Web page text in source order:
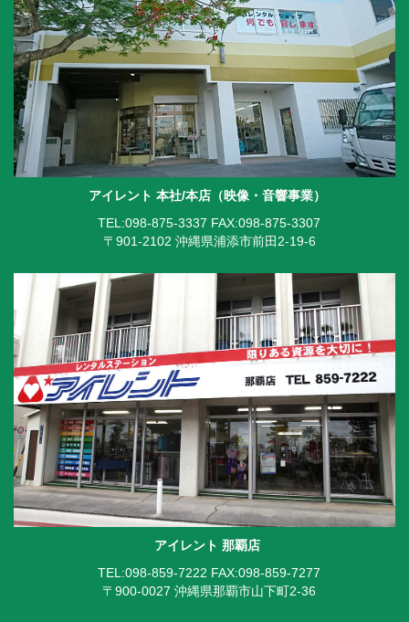
アイレント 本社/本店（映像・音響事業）
TEL:098-875-3337 FAX:098-875-3307
〒901-2102 沖縄県浦添市前田2-19-6
アイレント 那覇店
TEL:098-859-7222 FAX:098-859-7277
〒900-0027 沖縄県那覇市山下町2-36